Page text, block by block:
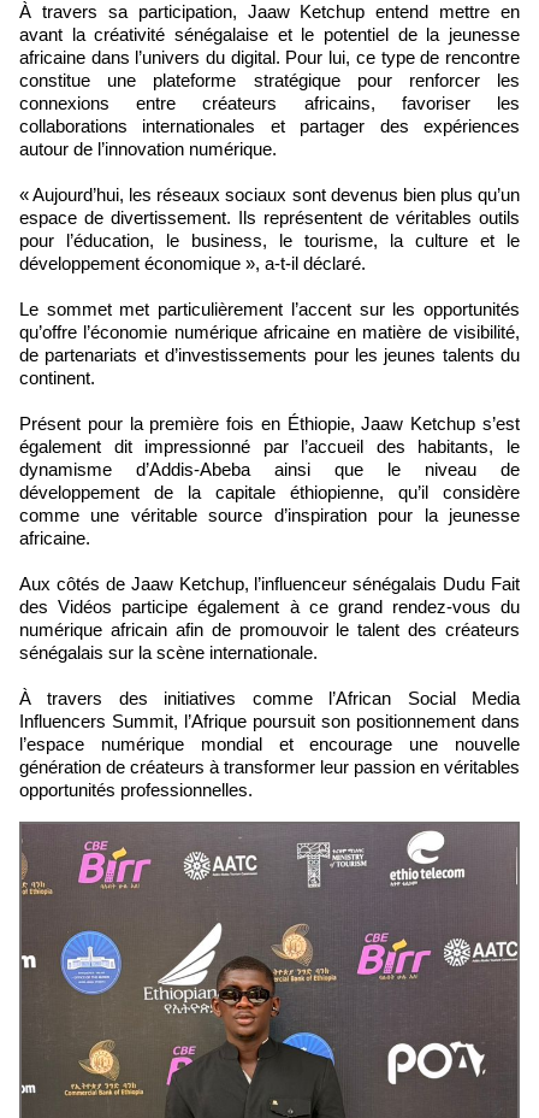
À travers sa participation, Jaaw Ketchup entend mettre en
avant la créativité sénégalaise et le potentiel de la jeunesse
africaine dans l’univers du digital. Pour lui, ce type de rencontre
constitue une plateforme stratégique pour renforcer les
connexions entre créateurs africains, favoriser les
collaborations internationales et partager des expériences
autour de l’innovation numérique.
« Aujourd’hui, les réseaux sociaux sont devenus bien plus qu’un
espace de divertissement. Ils représentent de véritables outils
pour l’éducation, le business, le tourisme, la culture et le
développement économique », a-t-il déclaré.
Le sommet met particulièrement l’accent sur les opportunités
qu’offre l’économie numérique africaine en matière de visibilité,
de partenariats et d’investissements pour les jeunes talents du
continent.
Présent pour la première fois en Éthiopie, Jaaw Ketchup s’est
également dit impressionné par l’accueil des habitants, le
dynamisme d’Addis-Abeba ainsi que le niveau de
développement de la capitale éthiopienne, qu’il considère
comme une véritable source d’inspiration pour la jeunesse
africaine.
Aux côtés de Jaaw Ketchup, l’influenceur sénégalais Dudu Fait
des Vidéos participe également à ce grand rendez-vous du
numérique africain afin de promouvoir le talent des créateurs
sénégalais sur la scène internationale.
À travers des initiatives comme l’African Social Media
Influencers Summit, l’Afrique poursuit son positionnement dans
l’espace numérique mondial et encourage une nouvelle
génération de créateurs à transformer leur passion en véritables
opportunités professionnelles.